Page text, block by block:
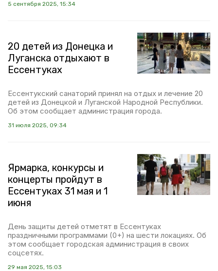
5 сентября 2025, 15:34
20 детей из Донецка и
Луганска отдыхают в
Ессентуках
Ессентукский санаторий принял на отдых и лечение 20
детей из Донецкой и Луганской Народной Республики.
Об этом сообщает администрация города.
31 июля 2025, 09:34
Ярмарка, конкурсы и
концерты пройдут в
Ессентуках 31 мая и 1
июня
День защиты детей отметят в Ессентуках
праздничными программами (0+) на шести локациях. Об
этом сообщает городская администрация в своих
соцсетях.
29 мая 2025, 15:03